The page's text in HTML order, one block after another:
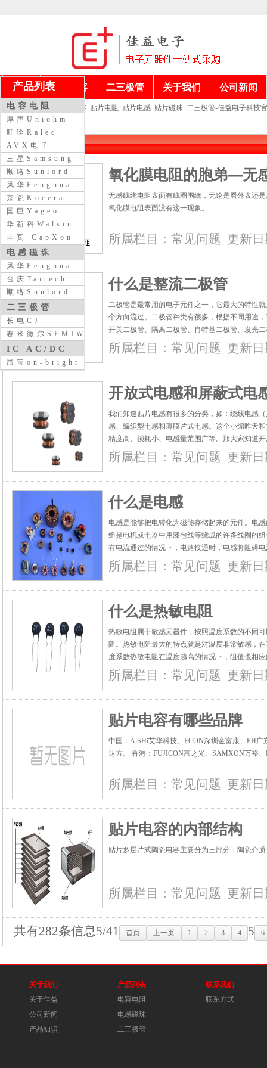
首页 电阻电容 二三极管 关于我们 公司新闻
当前位置： 贴片电容_贴片电阻_贴片电感_贴片磁珠_二三极管-佳益电子科技
常见问题
氧化膜电阻的胞弟—无
无感线绕电阻表面有线圈围绕，无论是看外表还
氧化膜电阻表面没有这一现象。...
所属栏目： 常见问题 更新
什么是整流二极管
二极管是最常用的电子元件之一，它最大的特性
个方向流过。二极管种类有很多，根据不同用途
开关二极管、隔离二极管、肖特基二极管、发光
流二极管。...
所属栏目： 常见问题 更新
开放式电感和屏蔽式电
我们知道贴片电感有很多的分类，如：绕线电感
感、编织型电感和薄膜片式电感。这个小编昨天
精度高、损耗小、电感量范围广等。那大家知道
边，小编就和大家介绍下它两者之间的区别。...
所属栏目： 常见问题 更新
什么是电感
电感是能够把电转化为磁能存储起来的元件。电
组是电机或电器中用漆包线等绕成的许多线圈的
有电流通过的情况下，电路接通时，电感将阻碍
路断开时，它将保持电流不变。...
所属栏目： 常见问题 更新
什么是热敏电阻
热敏电阻属于敏感元器件，按照温度系数的不同
阻。热敏电阻最大的特点就是对温度非常敏感，
度系数热敏电阻在温度越高的情况下，阻值也相
的情况下，阻值越低，成反比。...
所属栏目： 常见问题 更新
贴片电容有哪些品牌
中国：AiSHi艾华科技、FCON深圳金富康、FH
达方。 香港：FUJICON富之光、SAMXON万裕、
所属栏目： 常见问题 更新
贴片电容的内部结构
贴片多层片式陶瓷电容主要分为三部分：陶瓷介
所属栏目： 常见问题 更新
共有282条信息5/41 首页 上一页 1 2 3 4 5 6
关于我们
关于佳益
公司新闻
产品知识
产品列表
电容电阻
电感磁珠
二三极管
联系我们
联系方式
产品列表
电容电阻
厚声Uniohm
旺诠Ralec
AVX电子
三星Samsung
顺络Sunlord
风华Fenghua
京瓷Kocera
国巨Yageo
华新科Walsin
丰宾 CapXon
电感磁珠
风华Fenghua
台庆Taitech
顺络Sunlord
二三极管
长电CJ
赛米微尔SEMIWILL
IC AC/DC
昂宝on-bright